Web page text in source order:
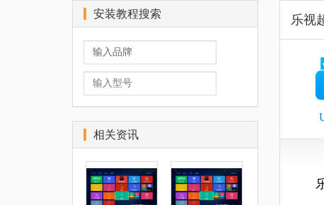
乐视
安装教程搜索
相关资讯